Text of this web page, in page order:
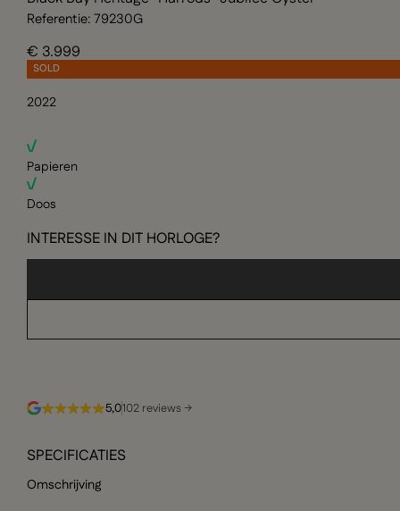
Referentie: 79230G
€ 3.999
SOLD
2022
Papieren
Doos
INTERESSE IN DIT HORLOGE?
5,0102 reviews →
SPECIFICATIES
Omschrijving